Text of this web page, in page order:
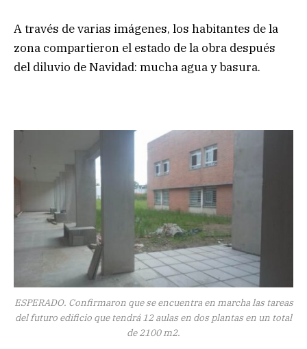
A través de varias imágenes, los habitantes de la
zona compartieron el estado de la obra después
del diluvio de Navidad: mucha agua y basura.
ESPERADO. Confirmaron que se encuentra en marcha las tareas
del futuro edificio que tendrá 12 aulas en dos plantas en un total
de 2100 m2.